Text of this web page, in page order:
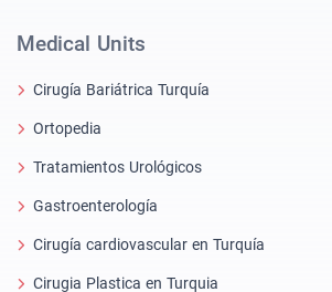
Medical Units
Cirugía Bariátrica Turquía
Ortopedia
Tratamientos Urológicos
Gastroenterología
Cirugía cardiovascular en Turquía
Cirugia Plastica en Turquia